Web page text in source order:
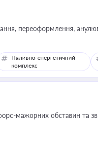
переоформлення,
Паливно-енергетичний
комплекс
мажорних обставин та